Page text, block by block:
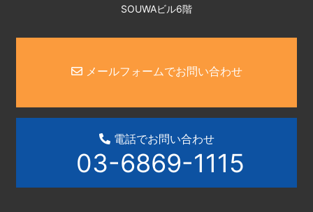
SOUWAビル6階
メールフォームでお問い合わせ
電話でお問い合わせ
03-6869-1115